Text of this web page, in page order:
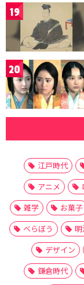
19
20
江戸時代
アニメ
雑学
お菓子
べらぼう
デザイン
鎌倉時代